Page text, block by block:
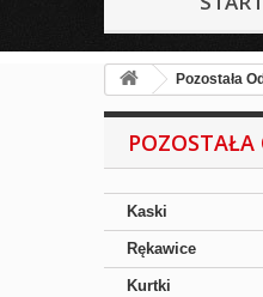
Pozostała
POZOSTAŁA
Kaski
Rękawice
Kurtki